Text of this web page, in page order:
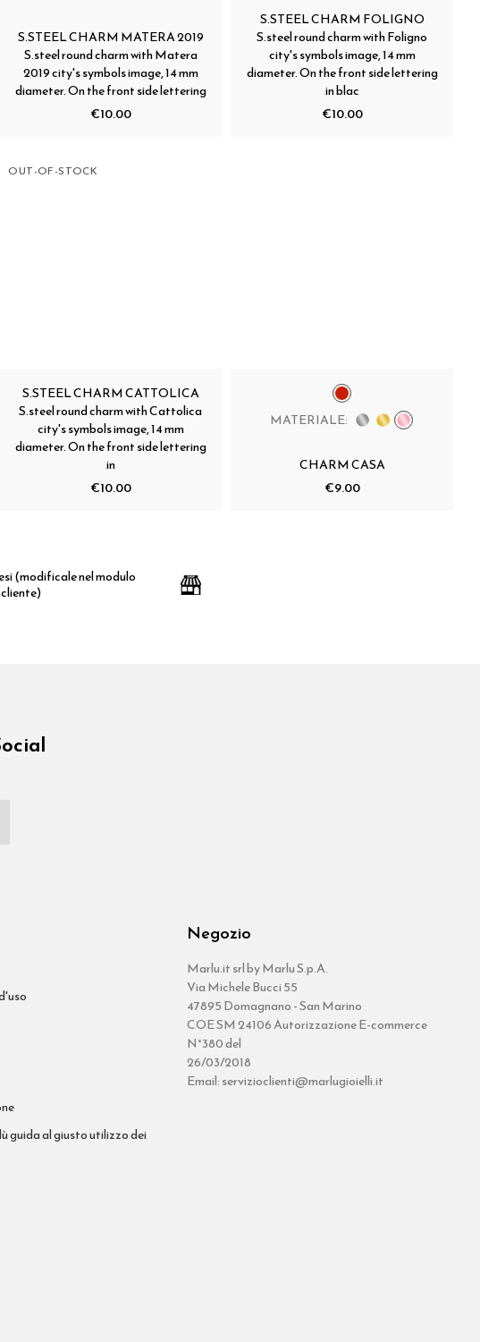
S.STEEL CHARM MATERA 2019
S.steel round charm with Matera
2019 city's symbols image, 14 mm
diameter. On the front side lettering
€10.00
S.STEEL CHARM FOLIGNO
S.steel round charm with Foligno
city's symbols image, 14 mm
diameter. On the front side lettering
in blac
€10.00
OUT-OF-STOCK
S.STEEL CHARM CATTOLICA
S.steel round charm with Cattolica
city's symbols image, 14 mm
diameter. On the front side lettering
in
€10.00
MATERIALE:
CHARM CASA
€9.00
(modificale nel modulo
guida al giusto utilizzo dei
Negozio
Marlu.it srl by Marlu S.p.A.
Via Michele Bucci 55
47895 Domagnano - San Marino
COE SM 24106 Autorizzazione E-commerce
N°380 del
26/03/2018
Email: servizioclienti@marlugioielli.it